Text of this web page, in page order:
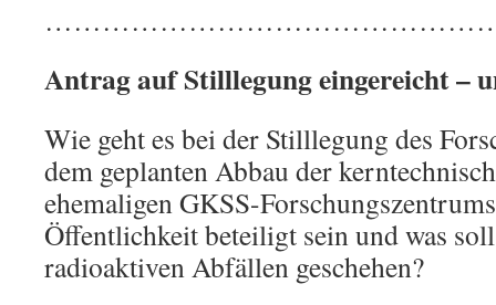
Antrag auf Stilllegung eingereicht –
Wie geht es bei der Stilllegung des
dem geplanten Abbau der
ehemaligen GKSS-
Öffentlichkeit beteiligt sein und was
radioaktiven Abfällen geschehen?